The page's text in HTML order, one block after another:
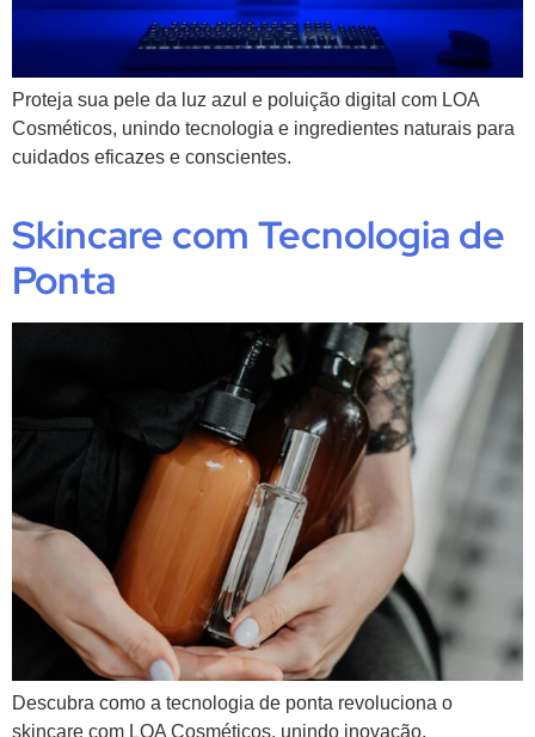
Proteja sua pele da luz azul e poluição digital com LOA
Cosméticos, unindo tecnologia e ingredientes naturais para
cuidados eficazes e conscientes.
Skincare com Tecnologia de
Ponta
Descubra como a tecnologia de ponta revoluciona o
skincare com LOA Cosméticos, unindo inovação,